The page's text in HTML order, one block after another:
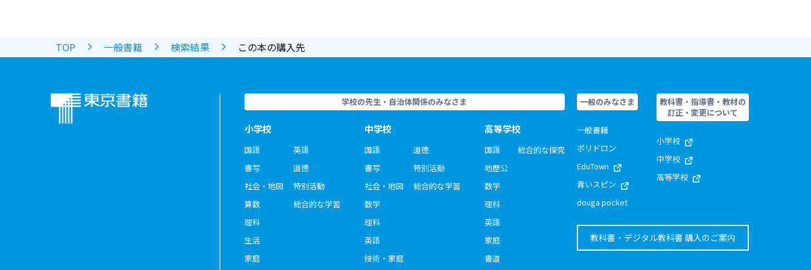
TOP 一般書籍 検索結果 この本の購入先
学校の先生・自治体関係のみなさま
小学校
国語
書写
社会・地図
算数
理科
生活
家庭
英語
道徳
特別活動
総合的な学習
中学校
国語
書写
社会・地図
数学
理科
英語
技術・家庭
道徳
特別活動
総合的な学習
高等学校
国語
地歴公
数学
理科
英語
家庭
書道
総合的な探究
一般のみなさま
一般書籍
ポリドロン
EduTown
青いスピン
douga pocket
教科書・指導書・教材の
訂正・変更について
小学校
中学校
高等学校
教科書・デジタル教科書 購入のご案内